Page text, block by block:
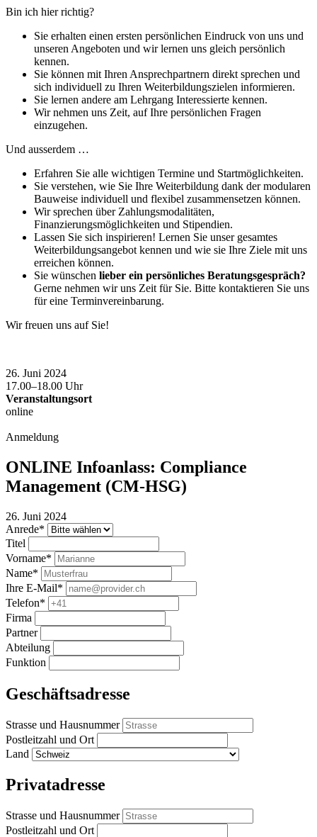
Bin ich hier richtig?
Sie erhalten einen ersten persönlichen Eindruck von uns und
unseren Angeboten und wir lernen uns gleich persönlich
kennen.
Sie können mit Ihren Ansprechpartnern direkt sprechen und
sich individuell zu Ihren Weiterbildungszielen informieren.
Sie lernen andere am Lehrgang Interessierte kennen.
Wir nehmen uns Zeit, auf Ihre persönlichen Fragen
einzugehen.
Und ausserdem …
Erfahren Sie alle wichtigen Termine und Startmöglichkeiten.
Sie verstehen, wie Sie Ihre Weiterbildung dank der modularen
Bauweise individuell und flexibel zusammensetzen können.
Wir sprechen über Zahlungsmodalitäten,
Finanzierungsmöglichkeiten und Stipendien.
Lassen Sie sich inspirieren! Lernen Sie unser gesamtes
Weiterbildungsangebot kennen und wie sie Ihre Ziele mit uns
erreichen können.
Sie wünschen lieber ein persönliches Beratungsgespräch?
Gerne nehmen wir uns Zeit für Sie. Bitte kontaktieren Sie uns
für eine Terminvereinbarung.
Wir freuen uns auf Sie!
26. Juni 2024
17.00–18.00 Uhr
Veranstaltungsort
online
Anmeldung
ONLINE Infoanlass: Compliance
Management (CM-HSG)
26. Juni 2024
Anrede*
Titel
Vorname*
Name*
Ihre E-Mail*
Telefon*
Firma
Partner
Abteilung
Funktion
Geschäftsadresse
Strasse und Hausnummer
Postleitzahl und Ort
Land
Privatadresse
Strasse und Hausnummer
Postleitzahl und Ort